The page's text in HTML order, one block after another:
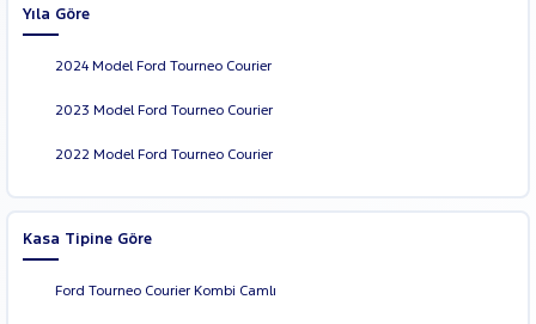
Yıla Göre
2024 Model Ford Tourneo Courier
2023 Model Ford Tourneo Courier
2022 Model Ford Tourneo Courier
Kasa Tipine Göre
Ford Tourneo Courier Kombi Camlı